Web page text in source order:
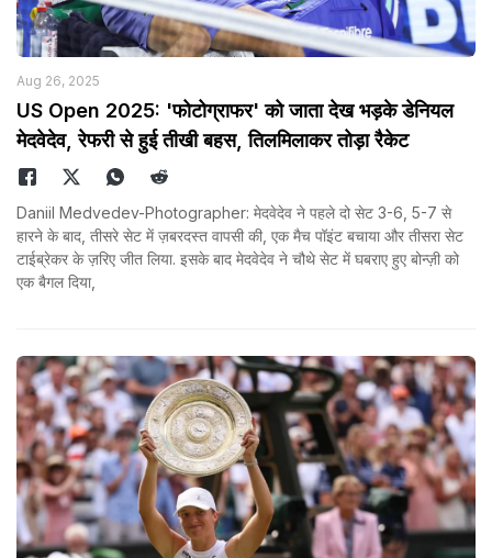
Aug 26, 2025
US Open 2025: 'फोटोग्राफर' को जाता देख भड़के डेनियल
मेदवेदेव, रेफरी से हुई तीखी बहस, तिलमिलाकर तोड़ा रैकेट
Daniil Medvedev-Photographer: मेदवेदेव ने पहले दो सेट 3-6, 5-7 से
हारने के बाद, तीसरे सेट में ज़बरदस्त वापसी की, एक मैच पॉइंट बचाया और तीसरा सेट
टाईब्रेकर के ज़रिए जीत लिया. इसके बाद मेदवेदेव ने चौथे सेट में घबराए हुए बोन्ज़ी को
एक बैगल दिया,